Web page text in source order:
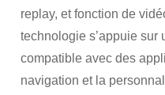
replay, et fonction de
technologie s’appuie sur
compatible avec des
navigation et la